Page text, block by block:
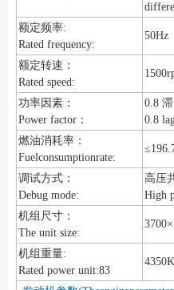
额定频率:
Rated frequency:
50Hz
额定转速：
Rated speed:
功率因素：
Power factor：
0.8
0.8
燃油消耗率：
Fuelconsumptionrate:
调试方式：
Debug mode:
高压
High
机组尺寸：
The unit size:
机组重量:
Rated power unit:83